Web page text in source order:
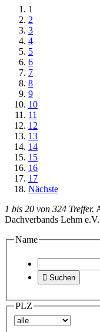
1
2
3
4
5
6
7
8
9
10
11
12
13
14
15
16
17
Nächste
1 bis 20 von 324 Treffer.
Dachverbands Lehm e.V.
Name
 Suchen
PLZ